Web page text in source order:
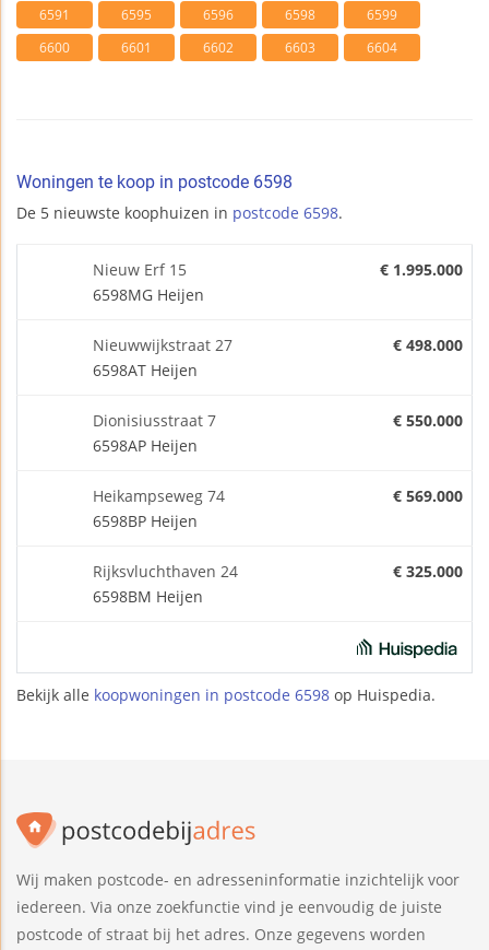
6591 6595 6596 6598
6599
6600
6601 6602 6603 6604
Woningen te koop in postcode 6598
De 5 nieuwste koophuizen in postcode 6598.
Nieuw Erf 15
6598MG Heijen
€ 1.995.000
Nieuwwijkstraat 27
6598AT Heijen
€ 498.000
Dionisiusstraat 7
6598AP Heijen
€ 550.000
Heikampseweg 74
6598BP Heijen
€ 569.000
Rijksvluchthaven 24
6598BM Heijen
€ 325.000
Bekijk alle koopwoningen in postcode 6598 op Huispedia.
Wij maken postcode- en adresseninformatie inzichtelijk voor
iedereen. Via onze zoekfunctie vind je eenvoudig de juiste
postcode of straat bij het adres. Onze gegevens worden